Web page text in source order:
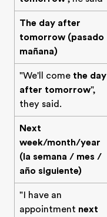
The day after
tomorrow (pasado
mañana)
"We'll come the day
after tomorrow",
they said.
Next
week/month/year
(la semana / mes /
año siguiente)
"I have an
appointment next